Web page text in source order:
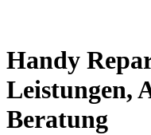
Handy
Leistungen,
Beratung